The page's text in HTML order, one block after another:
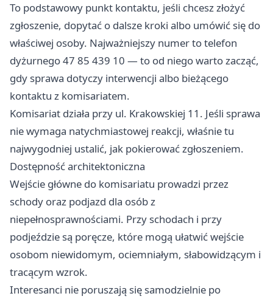
To podstawowy punkt kontaktu, jeśli chcesz złożyć
zgłoszenie, dopytać o dalsze kroki albo umówić się do
właściwej osoby. Najważniejszy numer to telefon
dyżurnego 47 85 439 10 — to od niego warto zacząć,
gdy sprawa dotyczy interwencji albo bieżącego
kontaktu z komisariatem.
Komisariat działa przy ul. Krakowskiej 11. Jeśli sprawa
nie wymaga natychmiastowej reakcji, właśnie tu
najwygodniej ustalić, jak pokierować zgłoszeniem.
Dostępność architektoniczna
Wejście główne do komisariatu prowadzi przez
schody oraz podjazd dla osób z
niepełnosprawnościami. Przy schodach i przy
podjeździe są poręcze, które mogą ułatwić wejście
osobom niewidomym, ociemniałym, słabowidzącym i
tracącym wzrok.
Interesanci nie poruszają się samodzielnie po